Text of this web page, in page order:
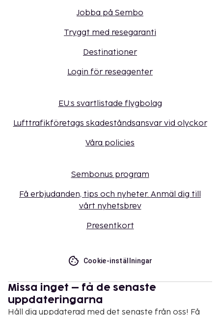
Jobba på Sembo
Tryggt med resegaranti
Destinationer
Login för reseagenter
EU:s svartlistade flygbolag
Lufttrafikföretags skadeståndsansvar vid olyckor
Våra policies
Sembonus program
Få erbjudanden, tips och nyheter. Anmäl dig till
vårt nyhetsbrev
Presentkort
Cookie-inställningar
Missa inget – få de senaste
uppdateringarna
Håll dig uppdaterad med det senaste från oss! Få